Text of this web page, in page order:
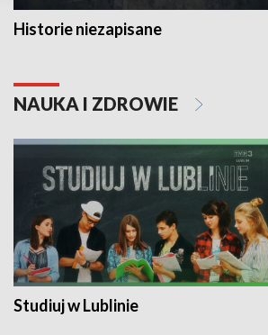
Historie niezapisane
NAUKA I ZDROWIE
Studiuj w Lublinie